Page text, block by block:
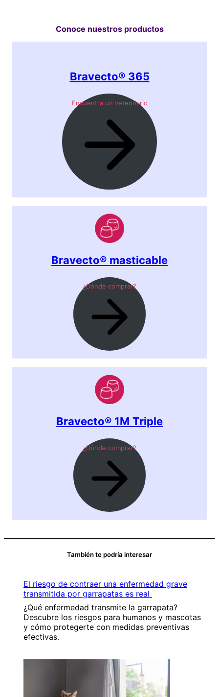
Conoce nuestros productos
Bravecto® 365
Encuentra un veterinario
Bravecto® masticable
¿Dónde comprar?
Bravecto® 1M Triple
¿Dónde comprar?
También te podría interesar
El riesgo de contraer una enfermedad grave
transmitida por garrapatas es real
¿Qué enfermedad transmite la garrapata?
Descubre los riesgos para humanos y mascotas
y cómo protegerte con medidas preventivas
efectivas.